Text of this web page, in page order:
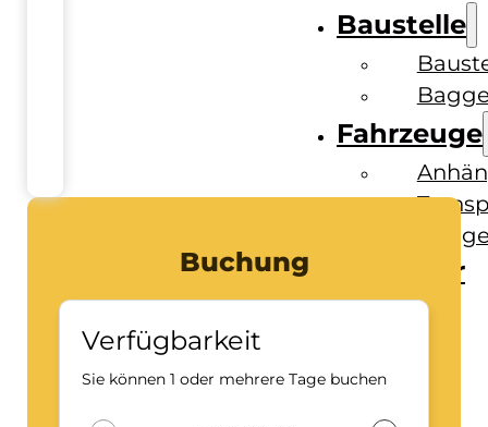
Baustelle
Fahrzeuge
Ratgeber
Kontakt
Buchung